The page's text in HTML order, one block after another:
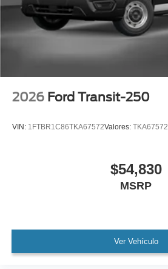
2026 Ford Transit-250
VIN: 1FTBR1C86TKA67572Valores: TKA67572
$54,830
MSRP
Ver Vehículo